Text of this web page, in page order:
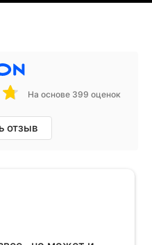
На основе 399 оценок
отзыв